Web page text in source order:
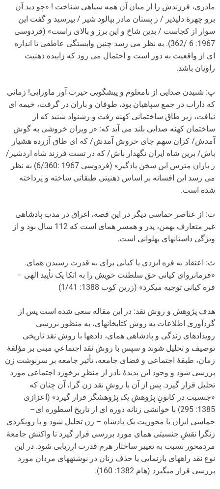
مادری، فرزندش را از میان آن همه سپاهی شناخت ! «چو دید آن
برو چهرۀ دلپذیر / ز پستان مادر بپالود شیر / بپرسید و گفت این
سوار از کجاست / بدین شاخ و این برز و بالای راست» (فردوسی
1967: 6 /362). به نظر می رسد چنین وابستگی عاطفی تا اندازه
ای از واقعیت به دور است و احتمال می رود که زاییده ذهنیت
راویان باشد.
پ: شنیدن صدایی از نامعلوم و پیشگویی حیرت آور ماورایی! زمانی
که داراب در جمع سپاهیان بود، طوفان و باران در گرفت، خیمه ای
نیافت، زیر طاق ساختمانی کهنه رفت و رشنواد شنید که از
ساختمان کهنه صدایی بلند می آید که: «ز ویران خروشی به گوش
آمدش/ کزان سهم جای خروش آمدش/ که ای طاق آزرده هشیار
باش/ برین شاه ایران نگهدار باش/ که در تست فرزند شاه اردشیر/
ز باران مترس این سخن یادگیر» (فردوسی 1967 :6/360) به نظر
می رسد این افسانه بر اساس ذهنیتی طبقاتی ساخته و پرداخته
شده است.
ت: از عناصر حماسی دیگر در این قصه، اغراق در مدتِ پادشاهی
غیر متعارف بهمن، پدر و همسر همای است که 112 سال بود و از
ویژگی داستان­های پهلوانی است.
ث: اعتقاد به فره ایزدی یا کیانی برای به قدرت رسیدن همای.
«فرمانروای کیانی حق سلطنت خویش را به اتکا یک تأیید الهی –
فره کیانی توجیه می­کرد» (زرین کوب 1388: 1/41)
هدف پژوهش و روش نقد: در این مقاله سعی شده است پس از
گردآوری اطلاعات به روش کتابخانه­ای، به منظور بررسی
رویدادهای زندگی و پادشاهی همای، داده­ها با روش نقد تاریخی
توصیف و تحلیل شوند و سپس با روش نقد اجتماعیِ مبنی بر مؤلفۀ
زمان، طبقۀ اجتماعی و فضای جامعه، تأثیر جامعه بر سرنوشت زن
بررسی شود و وجود این پدیدۀ نادر از منظرِ برخورد اجتماعی مورد
تحلیل قرار گیرد. پس از آن با روشِ نقد زن گرا، آن چنان که
«جنسیت در کانونِ پژوهشِ یک پژوهشگر قرار گیرد» (اعزازی
1385: 295) با خوانشی زنانه دوره ای از تاریخ اسطوره ای–
حماسی ایران با محوریت یک پادشاه – زن تحلیل شود و با رویکردی
زن­گرا نقشِ جنسیتی همای مورد بررسی قرار گیرد تا واکنش جامعۀ
مردمحور نسبت به تغییر ساختار هرم قدرت ارزیابی شود. در این
نوع نقد راه­های بازنمایی یا حذف زنان در نوشته­های مردان مورد
بررسی قرار می­گیرد (هام 1382: 160).